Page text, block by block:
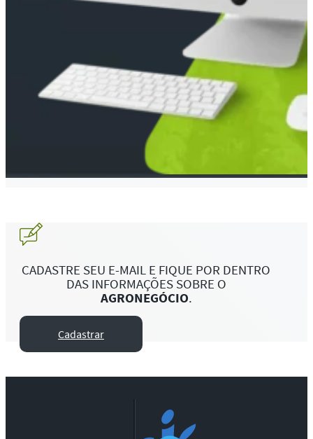
CADASTRE SEU E-MAIL E FIQUE POR DENTRO
DAS INFORMAÇÕES SOBRE O
AGRONEGÓCIO.
Cadastrar